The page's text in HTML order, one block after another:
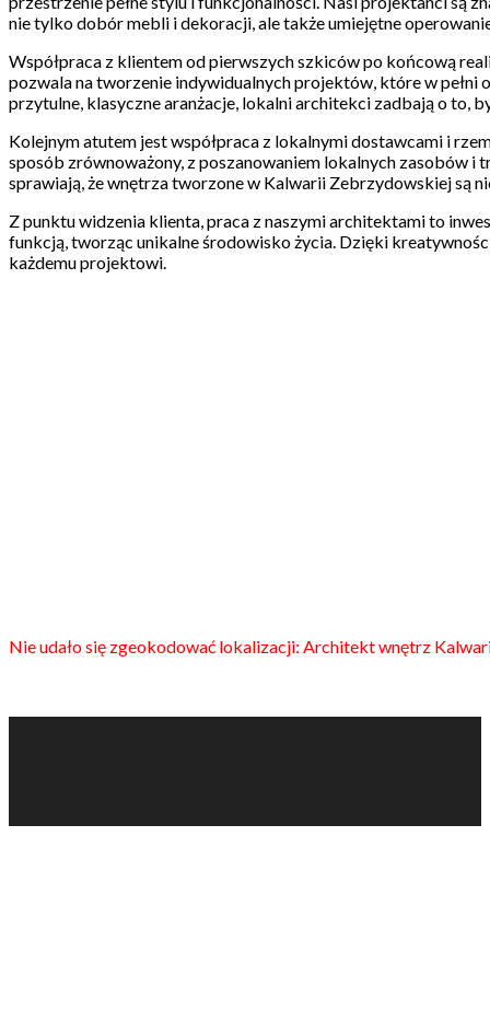
nie tylko dobór mebli i dekoracji, ale także umiejętne
Współpraca z klientem od pierwszych szkiców po końcową
pozwala na tworzenie indywidualnych projektów, które w
przytulne, klasyczne aranżacje, lokalni architekci zadbają o to,
Kolejnym atutem jest współpraca z lokalnymi dostawcami i
sposób zrównoważony, z poszanowaniem lokalnych zasobów
sprawiają, że wnętrza tworzone w Kalwarii Zebrzydowskiej są
Z punktu widzenia klienta, praca z naszymi architektami to
funkcją, tworząc unikalne środowisko życia. Dzięki
każdemu projektowi.
Nie udało się zgeokodować lokalizacji: Architekt wnętrz